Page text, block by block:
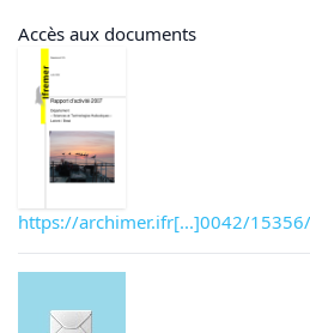
Accès aux documents
https://archimer.ifr[...]0042/